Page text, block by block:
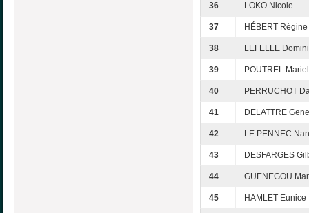
36 LOKO Nicole
37 HÉBERT Régine
38 LEFELLE
39 POUTREL
40 PERRUCHOT
41 DELATTRE
42 LE PENNEC
43 DESFARGES
44 GUENEGOU
45 HAMLET Eunice